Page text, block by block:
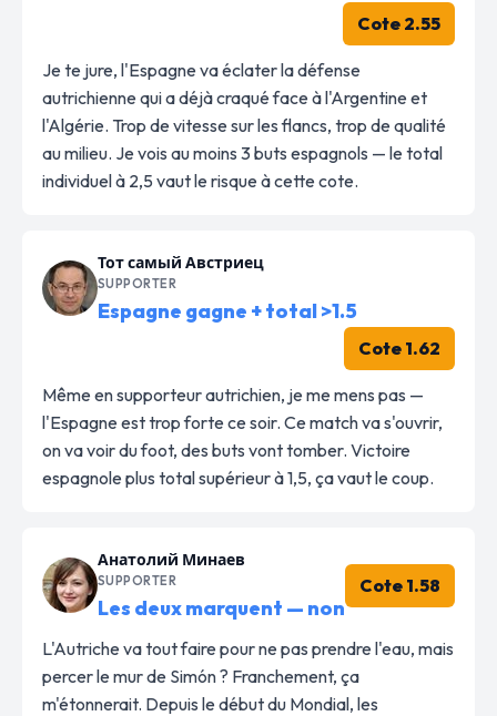
Cote 2.55
Je te jure, l'Espagne va éclater la défense
autrichienne qui a déjà craqué face à l'Argentine et
l'Algérie. Trop de vitesse sur les flancs, trop de qualité
au milieu. Je vois au moins 3 buts espagnols — le total
individuel à 2,5 vaut le risque à cette cote.
Тот самый Австриец
SUPPORTER
Espagne gagne + total >1.5
Cote 1.62
Même en supporteur autrichien, je me mens pas —
l'Espagne est trop forte ce soir. Ce match va s'ouvrir,
on va voir du foot, des buts vont tomber. Victoire
espagnole plus total supérieur à 1,5, ça vaut le coup.
Анатолий Минаев
SUPPORTER
Les deux marquent — non
Cote 1.58
L'Autriche va tout faire pour ne pas prendre l'eau, mais
percer le mur de Simón ? Franchement, ça
m'étonnerait. Depuis le début du Mondial, les